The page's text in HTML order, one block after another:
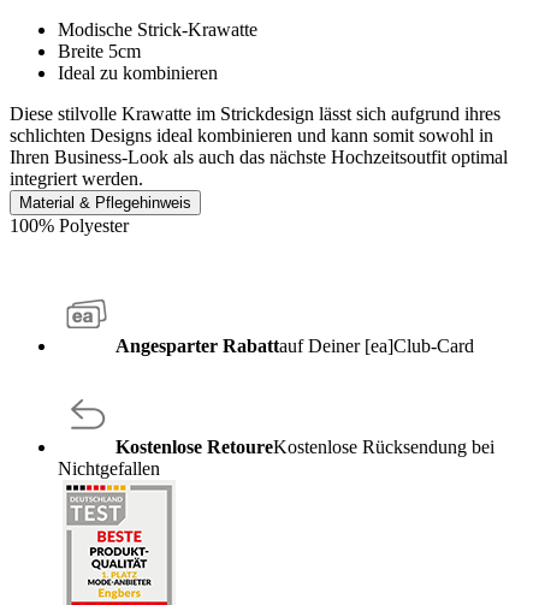
Modische Strick-Krawatte
Breite 5cm
Ideal zu kombinieren
Diese stilvolle Krawatte im Strickdesign lässt sich aufgrund ihres
schlichten Designs ideal kombinieren und kann somit sowohl in
Ihren Business-Look als auch das nächste Hochzeitsoutfit optimal
integriert werden.
Material & Pflegehinweis
100% Polyester
Angesparter Rabattauf Deiner [ea]Club-Card
Kostenlose RetoureKostenlose Rücksendung bei
Nichtgefallen